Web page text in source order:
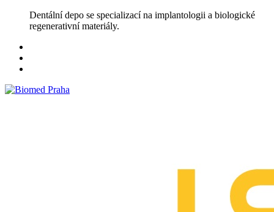
Dentální depo se specializací na implantologii a biologické
regenerativní materiály.